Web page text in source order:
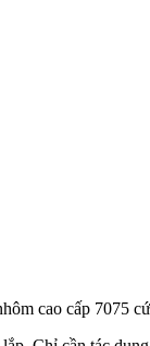
cao cấp 7075